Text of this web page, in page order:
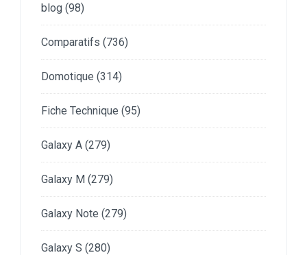
blog (98)
Comparatifs (736)
Domotique (314)
Fiche Technique (95)
Galaxy A (279)
Galaxy M (279)
Galaxy Note (279)
Galaxy S (280)